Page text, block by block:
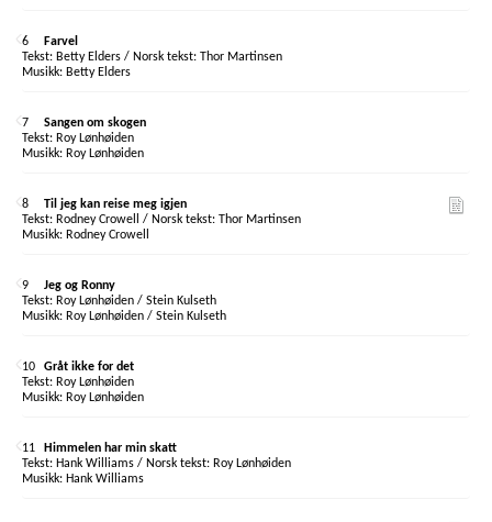
6
Farvel
Betty Elders / Norsk tekst: Thor Martinsen
Betty Elders
7
Sangen om skogen
Roy Lønhøiden
Roy Lønhøiden
8
Til jeg kan reise meg igjen
Rodney Crowell / Norsk tekst: Thor Martinsen
Rodney Crowell
9
Jeg og Ronny
Roy Lønhøiden / Stein Kulseth
Roy Lønhøiden / Stein Kulseth
10
Gråt ikke for det
Roy Lønhøiden
Roy Lønhøiden
11
Himmelen har min skatt
Hank Williams / Norsk tekst: Roy Lønhøiden
Hank Williams